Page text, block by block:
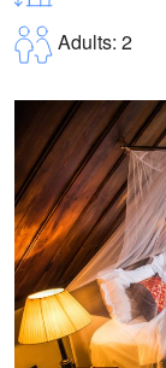
Adults: 2